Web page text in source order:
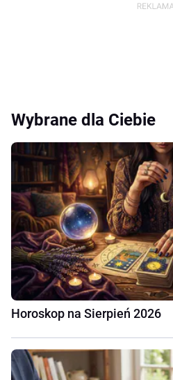
Wybrane dla Ciebie
Horoskop na Sierpień 2026